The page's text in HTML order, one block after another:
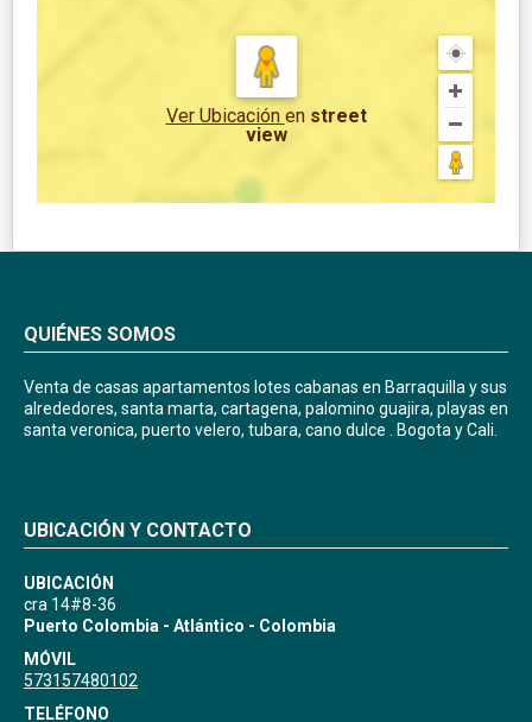
Ver Ubicación en street
view
QUIÉNES SOMOS
Venta de casas apartamentos lotes cabanas en Barraquilla y sus
alrededores, santa marta, cartagena, palomino guajira, playas en
santa veronica, puerto velero, tubara, cano dulce . Bogota y Cali.
UBICACIÓN Y CONTACTO
UBICACIÓN
cra 14#8-36
Puerto Colombia - Atlántico - Colombia
MÓVIL
573157480102
TELÉFONO